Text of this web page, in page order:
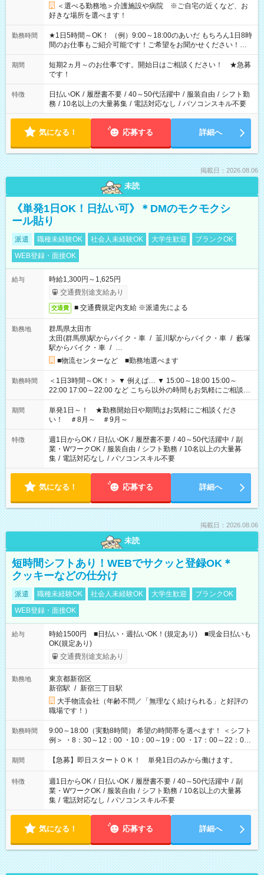
＜選べる勤務地＞介護施設や病院 ※ご自宅の近くなど、お
好きな場所を選べます！
勤務時間
★1日5時間～OK！ （例）9:00～18:00のあいだ もちろん1日8時
間のお仕事もご紹介可能です！ご希望をお聞かせください！★
家庭の都合でお休みが必要な場合も遠慮なくご相談ください。
※週最低15時間以上の勤務が必要です
期間
短期2ヵ月～のお仕事です。開始日はご相談ください！ ★急募
です！
特徴 日払いOK / 履歴書不要 / 40～50代活躍中 / 服装自由 / シフト勤
務 / 10名以上の大量募集 / 電話対応なし / パソコンスキル不要
気になる！ 応募する 詳細へ
掲載日：2026.08.06
未読
《単発1日OK！日払い可》＊DMのモクモクシ
ール貼り
派遣 職種未経験OK 社会人未経験OK 大学生歓迎
ブランクOK
WEB登録・面接OK
給与
時給1,300円～1,625円
交通費別途支給あり
交通費 ■ 交通費規定内支給 ※派遣先による
勤務地
群馬県太田市
太田(群馬県)駅からバイク・車 / 韮川駅からバイク・車 / 藪塚
駅からバイク・車 / …
■物流センターなど ■勤務地選べます
勤務時間
＜1日3時間～OK！＞ ▼ 例えば… ▼ 15:00～18:00 15:00～
22:00 17:00～22:00 など こちら以外の時間もお気軽にご相談く
ださい！
期間
単発1日～！ ★勤務開始日や期間はお気軽にご相談くださ
い！ ＃8月～ ＃9月～
特徴 週1日からOK / 日払いOK / 履歴書不要 / 40～50代活躍中 / 副
業・WワークOK / 服装自由 / シフト勤務 / 10名以上の大量募
集 / 電話対応なし / パソコンスキル不要
気になる！ 応募する 詳細へ
掲載日：2026.08.06
未読
短時間シフトあり！WEBでサクッと登録OK＊
クッキーなどの仕分け
派遣 職種未経験OK 社会人未経験OK 大学生歓迎
ブランクOK
WEB登録・面接OK
給与
時給1500円 ■日払い・週払いOK！(規定あり) ■現金日払いも
OK(規定あり)
交通費別途支給あり
勤務地
東京都新宿区
新宿駅 / 新宿三丁目駅
大手物流会社（年齢不問／「無理なく続けられる」と好評の
職場です！）
勤務時間
9:00～18:00（実動8時間） 希望の時間帯を選べます！ ＜シフト
例＞ ・8：30～12：00 ・10：00～19：00 ・17：00～22：00
・13：00～22：00 ・22：00～翌6：00 など
期間 【急募】即日スタートＯＫ！ 単発1日のみから働けます。
特徴 週1日からOK / 日払いOK / 履歴書不要 / 40～50代活躍中 / 副
業・WワークOK / 服装自由 / シフト勤務 / 10名以上の大量募
集 / 電話対応なし / パソコンスキル不要
気になる！ 応募する 詳細へ